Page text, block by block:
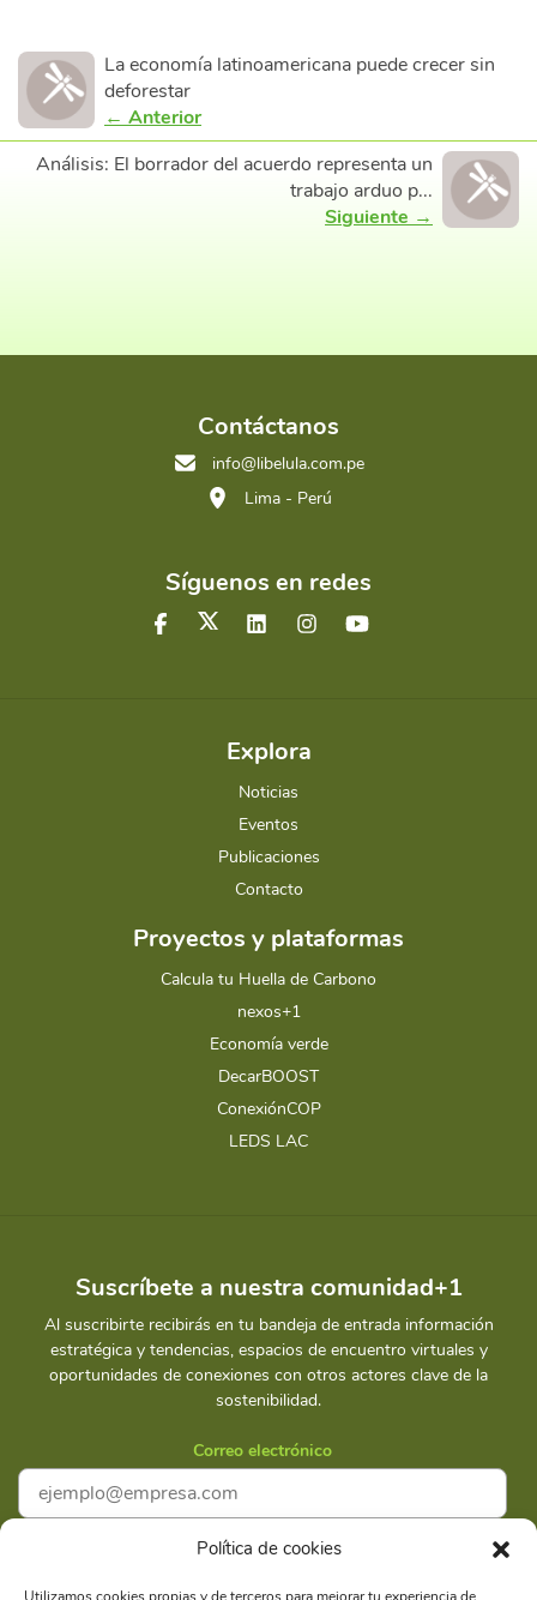
Política de cookies
La economía latinoamericana puede crecer sin
deforestar
← Anterior
Análisis: El borrador del acuerdo representa un
trabajo arduo p...
Siguiente →
Contáctanos
info@libelula.com.pe
Lima - Perú
Síguenos en redes
Explora
Noticias
Eventos
Publicaciones
Contacto
Proyectos y plataformas
Calcula tu Huella de Carbono
nexos+1
Economía verde
DecarBOOST
ConexiónCOP
LEDS LAC
Suscríbete a nuestra comunidad+1
Al suscribirte recibirás en tu bandeja de entrada información
estratégica y tendencias, espacios de encuentro virtuales y
oportunidades de conexiones con otros actores clave de la
sostenibilidad.
Correo electrónico